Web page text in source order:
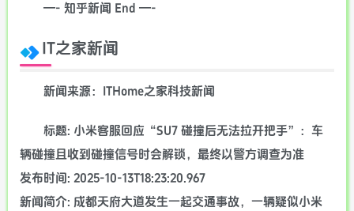
—- 知乎新闻 End —-
IT之家新闻
新闻来源：ITHome之家科技新闻
标题: 小米客服回应“SU7 碰撞后无法拉开把手”：车
辆碰撞且收到碰撞信号时会解锁，最终以警方调查为准
发布时间: 2025-10-13T18:23:20.967
新闻简介: 成都天府大道发生一起交通事故，一辆疑似小米